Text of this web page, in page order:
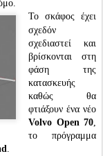
Το σκάφος έχει
σχεδόν
σχεδιαστεί και
βρίσκονται στη
φάση της
κατασκευής
καθώς θα
φτιάξουν ένα νέο
Volvo Open 70,
το πρόγραμμα
.